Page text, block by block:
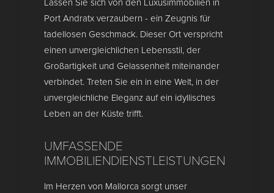
Port Andratx verzaubern - ein Zeugnis für
tadellosen Geschmack. Dieser Ort verspricht
einen unvergleichlichen Lebensstil, der
Großartigkeit und Gelassenheit miteinander
verbindet. Treten Sie ein in eine Welt, in der
unvergleichliche Eleganz auf ein idyllisches
Leben an der Küste trifft.
UMFASSENDE
IMMOBILIENDIENSTLEISTUNGEN
Im Herzen von Mallorca sorgt unser